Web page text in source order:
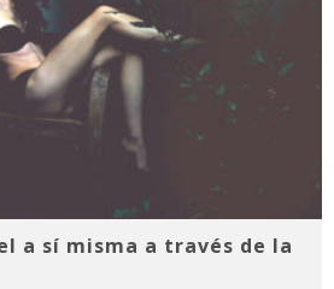
a sí misma a través de la